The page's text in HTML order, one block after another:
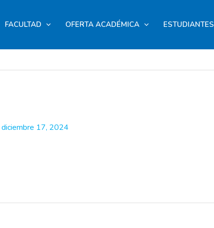
FACULTAD OFERTA ACADÉMICA ESTUDIANTES
diciembre 17, 2024